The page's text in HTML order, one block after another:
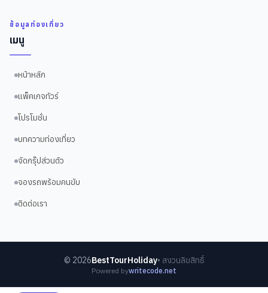
ข้อมูลท่องเที่ยว
เมนู
หน้าหลัก
แพ็คเกจทัวร์
โปรโมชั่น
บทความท่องเที่ยว
จัดกรุ๊ปส่วนตัว
จองรถพร้อมคนขับ
ติดต่อเรา
© 2026BestTourHoliday• สงวนลิขสิทธิ์
Powered bywritecode.net